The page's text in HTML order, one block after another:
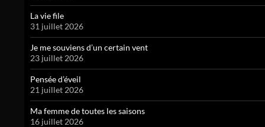
La vie file
31 juillet 2026
Je me souviens d’un certain vent
23 juillet 2026
Pensée d’éveil
21 juillet 2026
Ma femme de toutes les saisons
16 juillet 2026